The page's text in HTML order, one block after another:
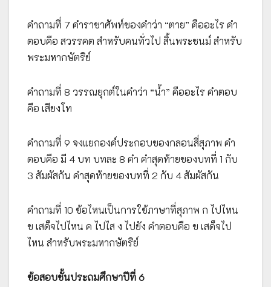
คำถามที่ 7 คำราชาศัพท์ของคำว่า “ตาย” คืออะไร คำ
ตอบคือ สวรรคต สำหรับคนทั่วไป สิ้นพระชนม์ สำหรับ
พระมหากษัตริย์
คำถามที่ 8 วรรณยุกต์ในคำว่า “น้ำ” คืออะไร คำตอบ
คือ เสียงโท
คำถามที่ 9 จงแยกองค์ประกอบของกลอนสี่สุภาพ คำ
ตอบคือ มี 4 บท บทละ 8 คำ คำสุดท้ายของบทที่ 1 กับ
3 สัมผัสกัน คำสุดท้ายของบทที่ 2 กับ 4 สัมผัสกัน
คำถามที่ 10 ข้อไหนเป็นการใช้ภาษาที่สุภาพ ก ไปไหน
ข เสด็จไปไหน ค ไปไส ง ไปยัง คำตอบคือ ข เสด็จไป
ไหน สำหรับพระมหากษัตริย์
ข้อสอบชั้นประถมศึกษาปีที่ 6